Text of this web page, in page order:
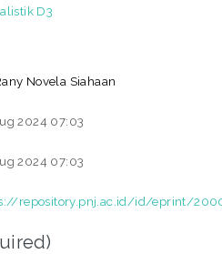
D3
Novela Siahaan
2024 07:03
2024 07:03
repository.pnj.ac.id/id/eprint/